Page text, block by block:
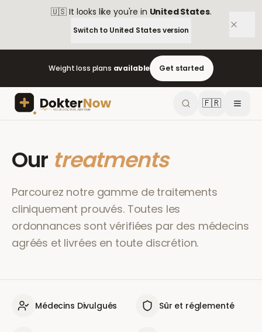
🇺🇸 It looks like you're in United States.
Switch to United Statesversion
Weight loss plans available Get started
🇫🇷
Our treatments
Parcourez notre gamme de traitements
cliniquement prouvés. Toutes les
ordonnances sont vérifiées par des médecins
agréés et livrées en toute discrétion.
Médecins Divulgués Sûr et réglementé